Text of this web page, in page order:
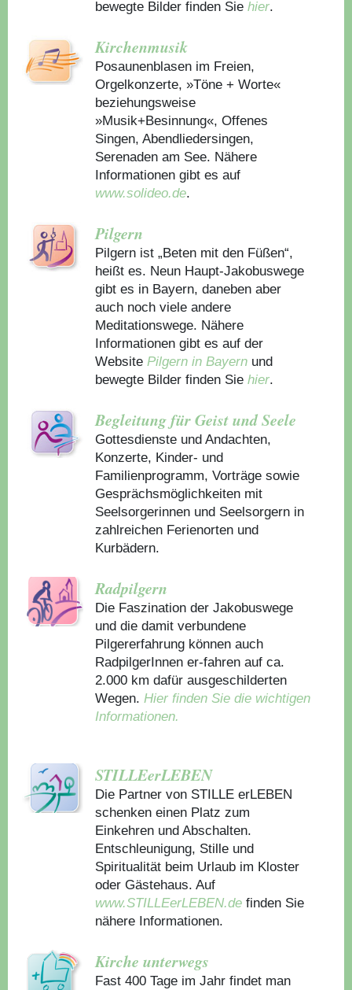
bewegte Bilder finden Sie hier.
Kirchenmusik
Posaunenblasen im Freien,
Orgelkonzerte, »Töne + Worte«
beziehungsweise
»Musik+Besinnung«, Offenes
Singen, Abendliedersingen,
Serenaden am See. Nähere
Informationen gibt es auf
www.solideo.de.
Pilgern
Pilgern ist „Beten mit den Füßen“,
heißt es. Neun Haupt-Jakobuswege
gibt es in Bayern, daneben aber
auch noch viele andere
Meditationswege. Nähere
Informationen gibt es auf der
WebsitePilgern in Bayern und
bewegte Bilder finden Sie hier.
Begleitung für Geist und Seele
Gottesdienste und Andachten,
Konzerte, Kinder- und
Familienprogramm, Vorträge sowie
Gesprächsmöglichkeiten mit
Seelsorgerinnen und Seelsorgern in
zahlreichen Ferienorten und
Kurbädern.
Radpilgern
Die Faszination der Jakobuswege
und die damit verbundene
Pilgererfahrung können auch
RadpilgerInnen er-fahren auf ca.
2.000 km dafür ausgeschilderten
Wegen.Hier finden Sie die wichtigen
Informationen.
STILLEerLEBEN
Die Partner von STILLE erLEBEN
schenken einen Platz zum
Einkehren und Abschalten.
Entschleunigung, Stille und
Spiritualität beim Urlaub im Kloster
oder Gästehaus. Auf
www.STILLEerLEBEN.de finden Sie
nähere Informationen.
Kirche unterwegs
Fast 400 Tage im Jahr findet man